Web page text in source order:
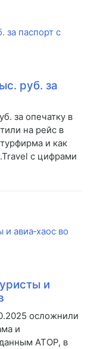
руб. за
за опечатку в
на рейс в
и как
с цифрами
и
осложнили
и
АТОР, в